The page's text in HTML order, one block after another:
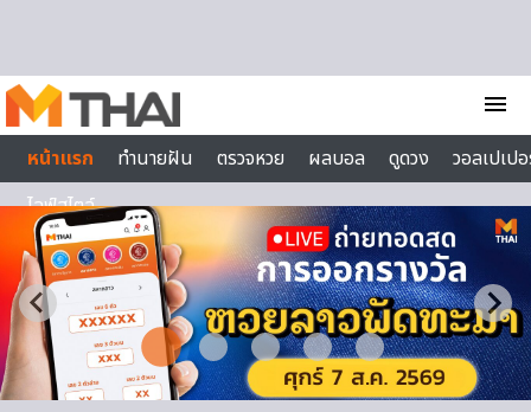
menu
หน้าแรก
ทำนายฝัน ตรวจหวย ผลบอล ดูดวง
วอลเปเป
ไลฟ์สไตล์